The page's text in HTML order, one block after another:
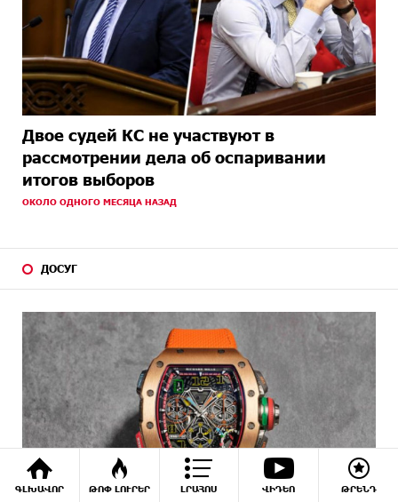
ԳԼԽԱՎՈՐ ԹՈՓ ԼՈՒՐԵՐ ԼՐԱՀՈՍ ՎԻԴԵՈ ԹՐԵՆԴ
Двое судей КС не участвуют в
рассмотрении дела об оспаривании
итогов выборов
ОКОЛО ОДНОГО МЕСЯЦА НАЗАД
ДОСУГ